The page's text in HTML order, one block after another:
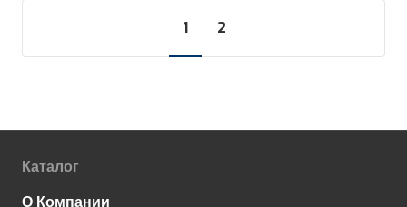
1 2
Каталог
О Компании